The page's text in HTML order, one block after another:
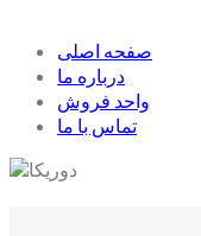
صفحه اصلی
درباره ما
واحد فروش
تماس با ما